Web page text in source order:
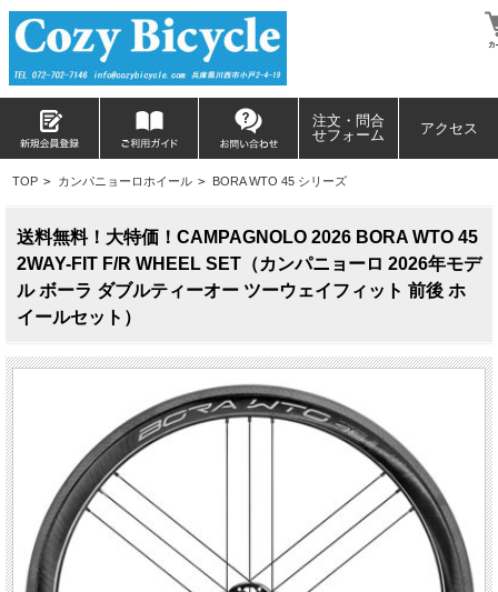
注文・問合
せフォーム
アクセス
TOP > カンパニョーロホイール > BORA WTO 45 シリーズ
送料無料！大特価！CAMPAGNOLO 2026 BORA WTO 45
2WAY-FIT F/R WHEEL SET（カンパニョーロ 2026年モデ
ル ボーラ ダブルティーオー ツーウェイフィット 前後 ホ
イールセット）